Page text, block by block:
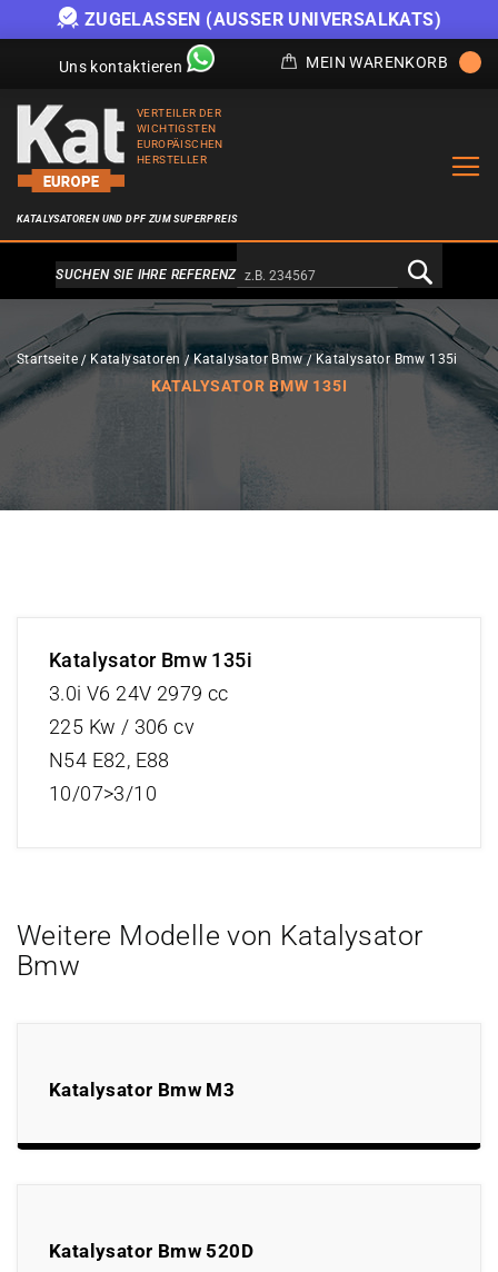
ZUGELASSEN (AUSSER UNIVERSALKATS)
Uns kontaktieren MEIN WARENKORB
VERTEILER DER
WICHTIGSTEN
EUROPÄISCHEN
HERSTELLER
KATALYSATOREN UND DPF ZUM SUPERPREIS
Alternativa a Doofinder
SUCHEN SIE IHRE REFERENZ
Startseite Katalysatoren Katalysator Bmw Katalysator Bmw 135i
KATALYSATOR BMW 135I
Katalysator Bmw 135i
3.0i V6 24V 2979 cc
225 Kw / 306 cv
N54 E82, E88
10/07>3/10
Weitere Modelle von Katalysator
Bmw
Katalysator Bmw M3
Katalysator Bmw 520D